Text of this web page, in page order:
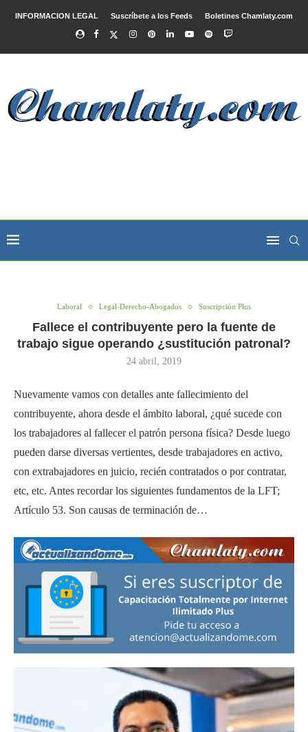
INFORMACION LEGAL Suscríbete a los Feeds Boletines Chamlaty.com
Laboral Legal-Derecho-Abogados Suscripción Plus
Fallece el contribuyente pero la fuente de
trabajo sigue operando ¿sustitución patronal?
24 abril, 2019
Nuevamente vamos con detalles ante fallecimiento del
contribuyente, ahora desde el ámbito laboral, ¿qué sucede con
los trabajadores al fallecer el patrón persona física? Desde luego
pueden darse diversas vertientes, desde trabajadores en activo,
con extrabajadores en juicio, recién contratados o por contratar,
etc, etc. Antes recordar los siguientes fundamentos de la LFT;
Artículo 53. Son causas de terminación de…